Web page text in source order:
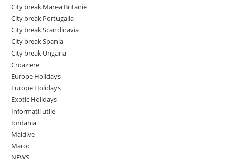
City break Marea Britanie
City break Portugalia
City break Scandinavia
City break Spania
City break Ungaria
Croaziere
Europe Holidays
Europe Holidays
Exotic Holidays
Informatii utile
Iordania
Maldive
Maroc